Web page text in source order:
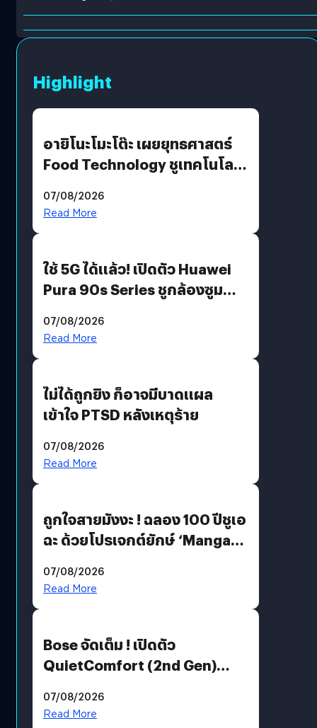
Highlight
อายิโนะโมะโต๊ะ เผยยุทธศาสตร์
Food Technology ชูเทคโนโลยี
บริโภคและ B2B
07/08/2026
Read More
ใช้ 5G ได้แล้ว! เปิดตัว Huawei
Pura 90s Series ชูกล้องซูม
07/08/2026
Read More
ไม่ได้ถูกยิง ก็อาจมีบาดแผล
เข้าใจ PTSD หลังเหตุร้าย
07/08/2026
Read More
ถูกใจสายมังงะ ! ฉลอง 100 ปีชูเอ
ฉะ ด้วยโปรเจกต์ยักษ์ ‘Manga
มีภาษาไทยด้วย
07/08/2026
Read More
Bose จัดเต็ม ! เปิดตัว
QuietComfort (2nd Gen)
07/08/2026
Read More